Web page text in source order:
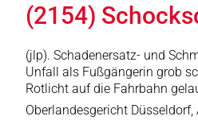
(2154)
(jlp). Schadenersatz- und
Unfall als Fußgängerin grob
Rotlicht auf die Fahrbahn
Oberlandesgericht Düsseldorf,